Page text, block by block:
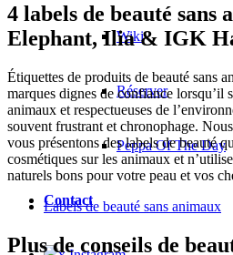
Wiki
Réserver
Peppa Of The Day
Contact
4 labels de beauté
Elephant, Ilia & IGK
Étiquettes de produits de beauté sans
marques dignes de confiance lorsqu’il
animaux et respectueuses de
souvent frustrant et chronophage.
vous présentons des labels de beauté
cosmétiques sur les animaux et
naturels bons pour votre peau et vos
Labels de beauté sans animaux
Plus de conseils de